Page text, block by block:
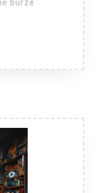
burze